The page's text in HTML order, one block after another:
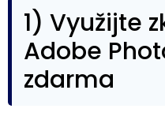
1) Využijte
Adobe
zdarma